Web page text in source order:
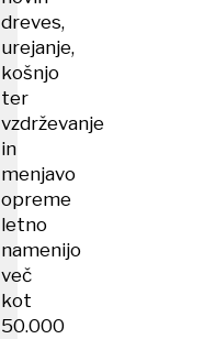
dreves,
urejanje,
košnjo
ter
vzdrževanje
in
menjavo
opreme
letno
namenijo
več
kot
50.000